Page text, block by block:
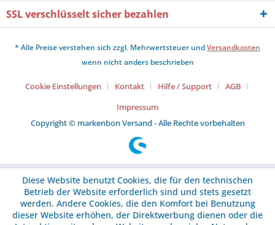
SSL verschlüsselt sicher bezahlen
* Alle Preise verstehen sich zzgl. Mehrwertsteuer undVersandkosten
wenn nicht anders beschrieben
Cookie Einstellungen Kontakt Hilfe / Support
AGB
Impressum
Copyright © markenbon Versand - Alle Rechte vorbehalten
Diese Website benutzt Cookies, die für den technischen
Betrieb der Website erforderlich sind und stets gesetzt
werden. Andere Cookies, die den Komfort bei Benutzung
dieser Website erhöhen, der Direktwerbung dienen oder die